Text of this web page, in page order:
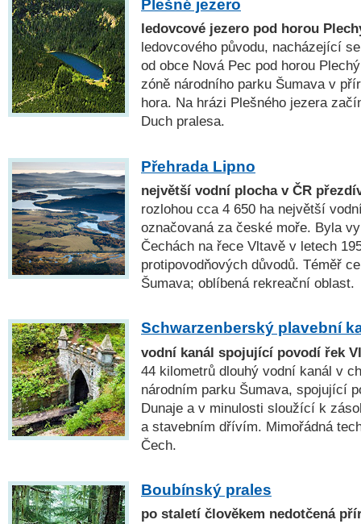
Plešné jezero
ledovcové jezero pod horou
ledovcového původu, nacházející
od obce Nová Pec pod horou
zóně národního parku Šumava v
hora. Na hrázi Plešného jezera
Duch pralesa.
Přehrada Lipno
největší vodní plocha v ČR
rozlohou cca 4 650 ha největší
označovaná za české moře. Byla
Čechách na řece Vltavě v letech
protipovodňových důvodů. Téměř
Šumava; oblíbená rekreační oblast.
Schwarzenberský plavební
vodní kanál spojující povodí řek
44 kilometrů dlouhý vodní kanál v
národním parku Šumava, spojující
Dunaje a v minulosti sloužící k
a stavebním dřívím. Mimořádná
Čech.
Boubínský prales
po staletí člověkem nedotčená